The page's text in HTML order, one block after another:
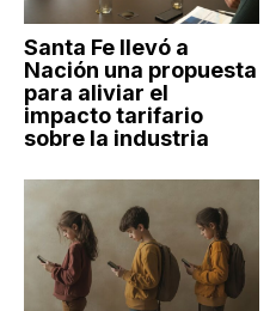
Santa Fe llevó a
Nación una propuesta
para aliviar el
impacto tarifario
sobre la industria